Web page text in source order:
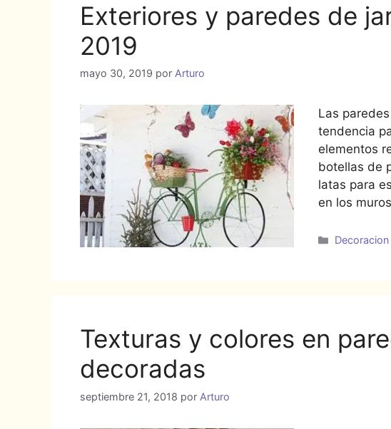
Exteriores y paredes de
2019
mayo 30, 2019 por Arturo
Las
tendencia
elementos
botellas de
latas para
en los
Categorías
Texturas y colores en
decoradas
septiembre 21, 2018 por Arturo